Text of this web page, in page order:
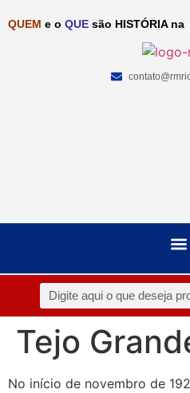
QUEM e o QUE são HISTÓRIA na
Tejo
No início de novembro de